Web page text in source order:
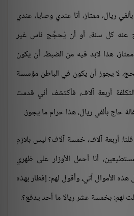
ريال، ممتاز، أنا عندي وصايا، عندي
عنه كل سنة، أو أن يُحجَّج ناس غير
هذا لابد فيه من الضبط، أن يكون
لا يجوز أن يكون في الباطن مؤسسة
أربعة آلاف، فأكتشف أني قدمت
حاج بألفي ريال، هذا حرام ما يجوز.
أربعة آلاف، خمسة آلاف؟ ليس بلازم
أنا أحمل الأوزار على ظهري
آتي، وأقول لهم: إفطار بهذه
لهم: بخمسة عشر ريالا ما أحد يدفع؟.